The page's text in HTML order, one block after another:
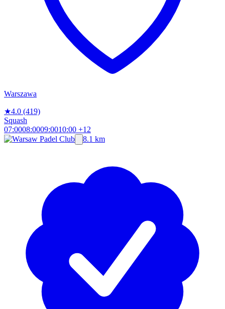
Warszawa
★4.0 (419)
Squash
07:0008:0009:0010:00 +12
8.1 km